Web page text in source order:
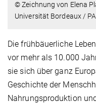
© Zeichnung von Elena
Universität Bordeaux /
Die frühbäuerliche
vor mehr als 10.000
sie sich über ganz
Geschichte der
Nahrungsproduktion